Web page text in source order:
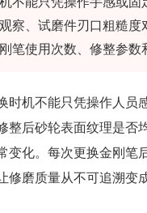
察、试磨件刃口粗糙
笔使用次数、修整参数
时机不能只凭操作人员
整后砂轮表面纹理是否
变化。每次更换金刚笔
磨质量从不可追溯变